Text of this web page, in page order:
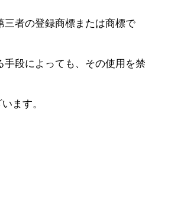
者の登録商標または商標で
段によっても、その使用を禁
ます。